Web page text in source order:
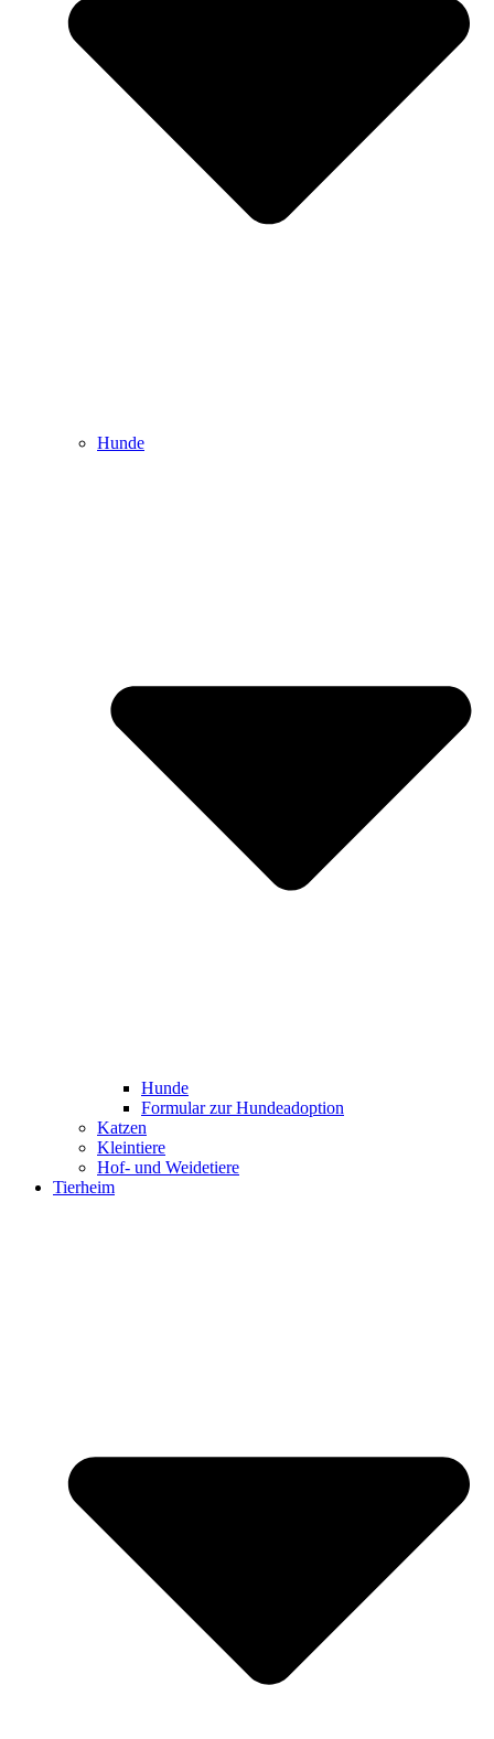
Hunde
Hunde
Formular zur Hundeadoption
Katzen
Kleintiere
Hof- und Weidetiere
Tierheim